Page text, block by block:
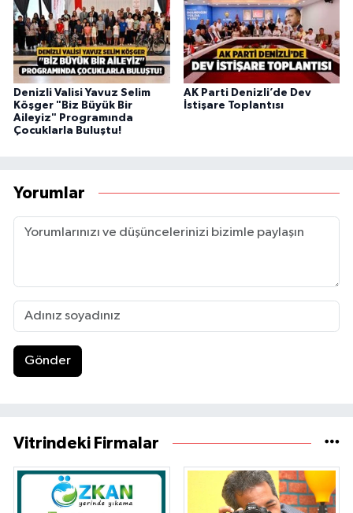
Denizli Valisi Yavuz Selim
Köşger "Biz Büyük Bir
Aileyiz" Programında
Çocuklarla Buluştu!
AK Parti Denizli’de Dev
İstişare Toplantısı
Yorumlar
Gönder
Vitrindeki Firmalar